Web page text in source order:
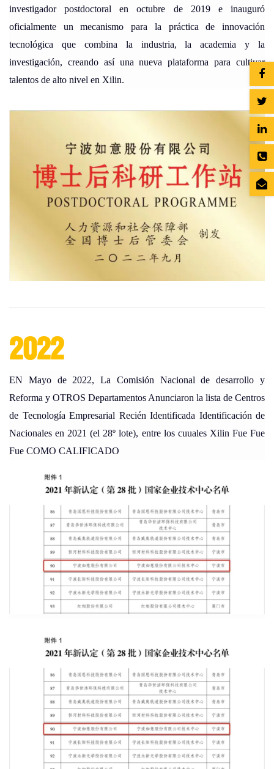
investigador postdoctoral en octubre de 2019 e inauguró
oficialmente un mecanismo para la práctica de innovación
tecnológica que combina la industria, la academia y la
investigación, creando así una nueva plataforma para cultivar
talentos de alto nivel en Xilin.
2022
EN Mayo de 2022, La Comisión Nacional de desarrollo y
Reforma y OTROS Departamentos Anunciaron la lista de Centros
de Tecnología Empresarial Recién Identificada Identificación de
Nacionales en 2021 (el 28º lote), entre los cuuales Xilin Fue Fue
Fue COMO CALIFICADO